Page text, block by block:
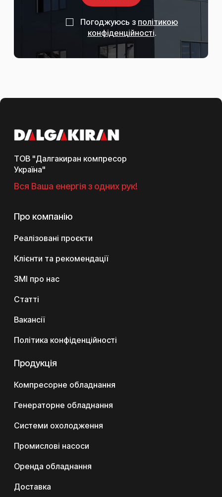
Погоджуюсь з політикою
конфіденційності.
ТОВ "Далгакиран компресор
Україна"
Вся Ваша енергія з одних рук!
Про компанію
Реалізовані проєкти
Клієнти та рекомендації
ЗМІ про нас
Статті
Вакансії
Політика конфіденційності
Продукція
Компресорне обладнання
Генераторне обладнання
Системи охолодження
Промислові насоси
Оренда обладнання
Доставка